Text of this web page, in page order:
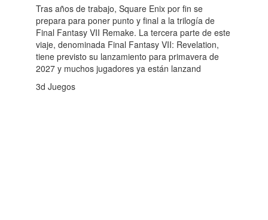
Tras años de trabajo, Square Enix por fin se
prepara para poner punto y final a la trilogía de
Final Fantasy VII Remake. La tercera parte de este
viaje, denominada Final Fantasy VII: Revelation,
tiene previsto su lanzamiento para primavera de
2027 y muchos jugadores ya están lanzand
3d Juegos